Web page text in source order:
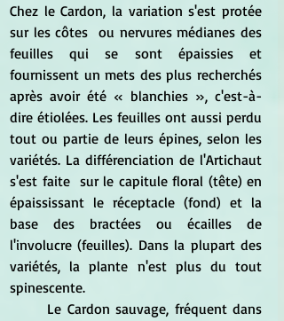
Chez le Cardon, la variation s'est protée
sur les côtes  ou nervures médianes des
feuilles qui se sont épaissies et
fournissent un mets des plus recherchés
après avoir été « blanchies », c'est-à-
dire étiolées. Les feuilles ont aussi perdu
tout ou partie de leurs épines, selon les
variétés. La différenciation de l'Artichaut
s'est faite  sur le capitule floral (tête) en
épaississant le réceptacle (fond) et la
base des bractées ou écailles de
l'involucre (feuilles). Dans la plupart des
variétés, la plante n'est plus du tout
spinescente.